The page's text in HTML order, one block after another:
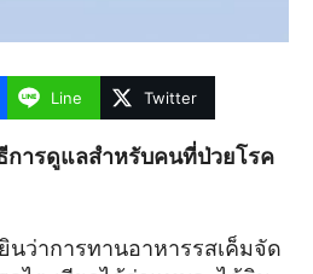
Line Twitter
การดูแลสำหรับคนที่ป่วยโรค
ว่าการทานอาหารรสเค็มจัด